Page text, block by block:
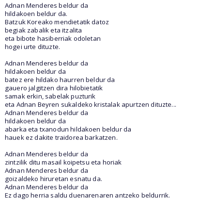
Adnan Menderes beldur da
hildakoen beldur da.
Batzuk Koreako mendietatik datoz
begiak zabalik eta itzalita
eta bibote hasiberriak odoletan
hogei urte dituzte.
Adnan Menderes beldur da
hildakoen beldur da
batez ere hildako haurren beldur da
gauero jalgitzen dira hilobietatik
samak erkin, sabelak puzturik
eta Adnan Beyren sukaldeko kristalak apurtzen dituzte...
Adnan Menderes beldur da
hildakoen beldur da
abarka eta txanodun hildakoen beldur da
hauek ez dakite traidorea barkatzen.
Adnan Menderes beldur da
zintzilik ditu masail koipetsu eta horiak
Adnan Menderes beldur da
goizaldeko hiruretan esnatu da.
Adnan Menderes beldur da
Ez dago herria saldu duenarenaren antzeko beldurrik.